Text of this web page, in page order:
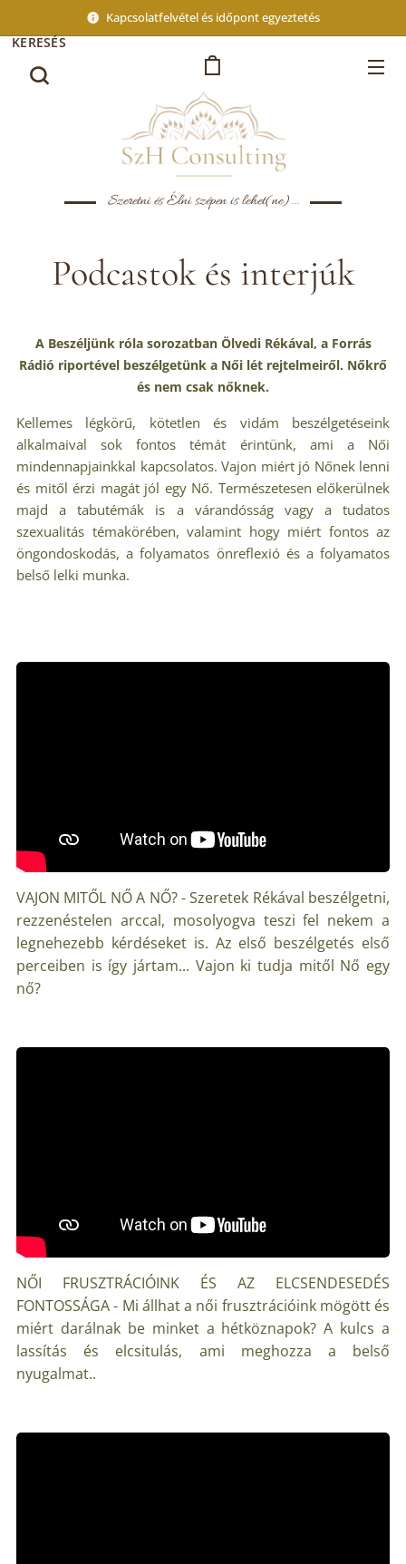
Kapcsolatfelvétel és időpont egyeztetés
Szeretni és Élni szépen is lehet(ne)...
KERESÉS
Podcastok és interjúk
A Beszéljünk róla sorozatban Ölvedi Rékával, a Forrás
Rádió riportével beszélgetünk a Női lét rejtelmeiről. Nőkrő
és nem csak nőknek.
Kellemes légkörű, kötetlen és vidám beszélgetéseink
alkalmaival sok fontos témát érintünk, ami a Női
mindennapjainkkal kapcsolatos. Vajon miért jó Nőnek lenni
és mitől érzi magát jól egy Nő. Természetesen előkerülnek
majd a tabutémák is a várandósság vagy a tudatos
szexualitás témakörében, valamint hogy miért fontos az
öngondoskodás, a folyamatos önreflexió és a folyamatos
belső lelki munka.
VAJON MITŐL NŐ A NŐ? - Szeretek Rékával beszélgetni,
rezzenéstelen arccal, mosolyogva teszi fel nekem a
legnehezebb kérdéseket is. Az első beszélgetés első
perceiben is így jártam... Vajon ki tudja mitől Nő egy
nő?
NŐI FRUSZTRÁCIÓINK ÉS AZ ELCSENDESEDÉS
FONTOSSÁGA - Mi állhat a női frusztrációink mögött és
miért darálnak be minket a hétköznapok? A kulcs a
lassítás és elcsitulás, ami meghozza a belső
nyugalmat..